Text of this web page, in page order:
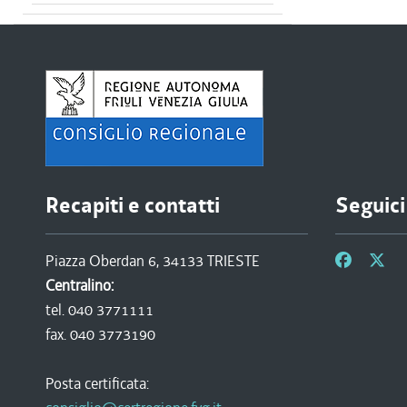
Recapiti e contatti
Piazza Oberdan 6, 34133 TRIESTE
Centralino:
tel. 040 3771111
fax. 040 3773190
Posta certificata: